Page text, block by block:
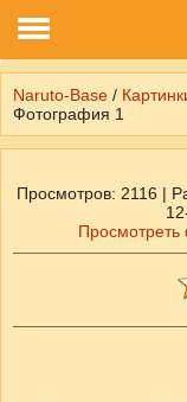
Naruto-Base /
Фотография 1
Просмотров: 2116 |